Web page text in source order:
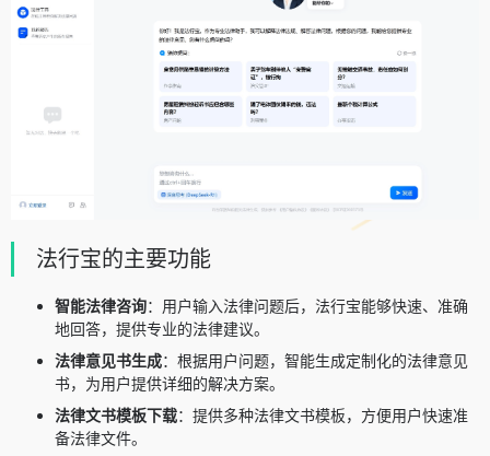
法行宝的主要功能
智能法律咨询：用户输入法律问题后，法行宝能够快速、准确
地回答，提供专业的法律建议。
法律意见书生成：根据用户问题，智能生成定制化的法律意见
书，为用户提供详细的解决方案。
法律文书模板下载：提供多种法律文书模板，方便用户快速准
备法律文件。